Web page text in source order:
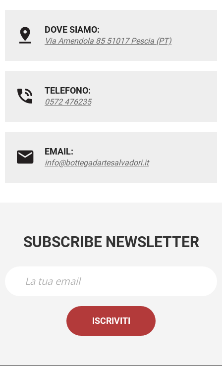
DOVE SIAMO:
Via Amendola 85 51017 Pescia (PT)
TELEFONO:
0572 476235
EMAIL:
info@bottegadartesalvadori.it
SUBSCRIBE NEWSLETTER
ISCRIVITI